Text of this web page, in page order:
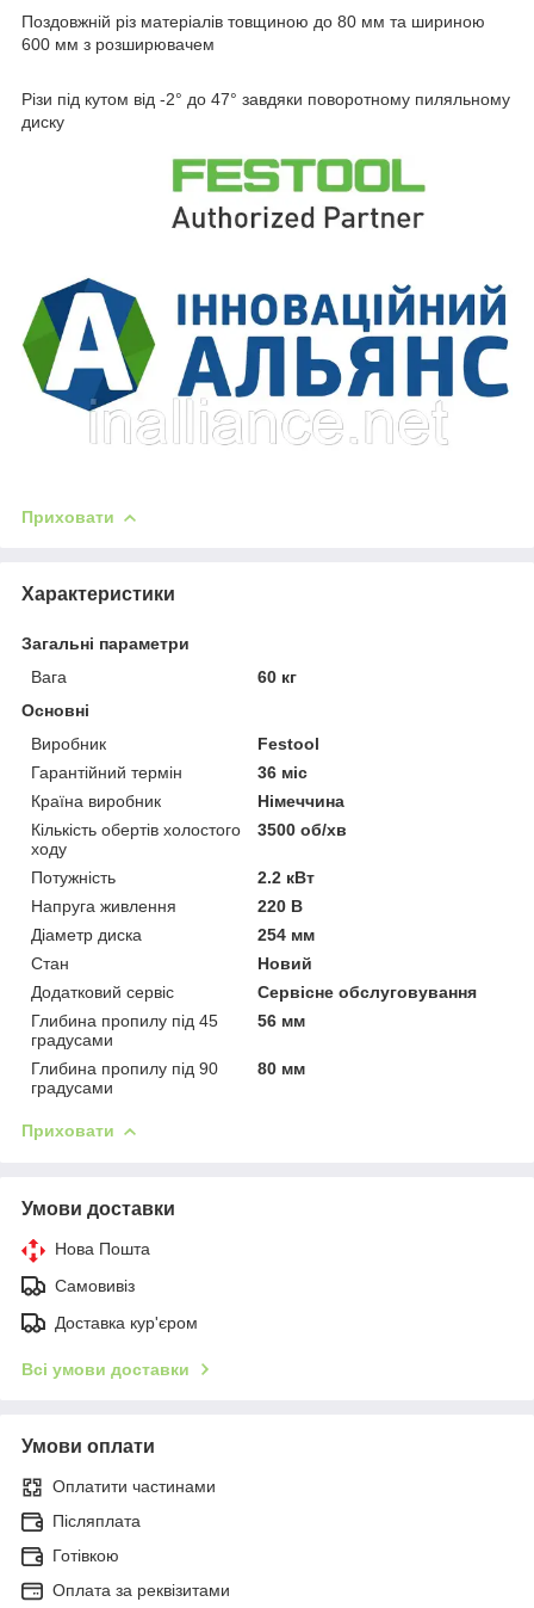
Поздовжній різ матеріалів товщиною до 80 мм та шириною
600 мм з розширювачем
Різи під кутом від -2° до 47° завдяки поворотному пиляльному
диску
Приховати
Характеристики
Загальні параметри
Вага
60 кг
Основні
Виробник
Festool
Гарантійний термін
36 міс
Країна виробник
Німеччина
Кількість обертів холостого
ходу
3500 об/хв
Потужність
2.2 кВт
Напруга живлення
220 В
Діаметр диска
254 мм
Стан
Новий
Додатковий сервіс
Сервісне обслуговування
Глибина пропилу під 45
градусами
56 мм
Глибина пропилу під 90
градусами
80 мм
Приховати
Умови доставки
Нова Пошта
Самовивіз
Доставка кур'єром
Всі умови доставки
Умови оплати
Оплатити частинами
Післяплата
Готівкою
Оплата за реквізитами